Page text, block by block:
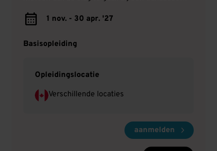
skischool. Je kunt via ons solliciteren in onder
1 nov. - 30 apr. '27
Basisopleiding
Opleidingslocatie
Verschillende locaties
aanmelden